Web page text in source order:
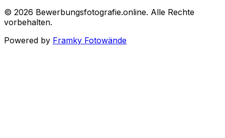
© 2026 Bewerbungsfotografie.online. Alle Rechte
vorbehalten.
Powered by Framky Fotowände